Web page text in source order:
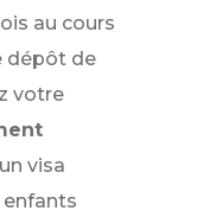
au cours
dépôt de
votre
visa
enfants